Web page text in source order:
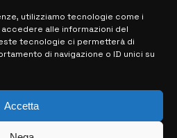
utilizziamo tecnologie come i
alle informazioni del
tecnologie ci permetterà di
di navigazione o ID unici su
Accetta